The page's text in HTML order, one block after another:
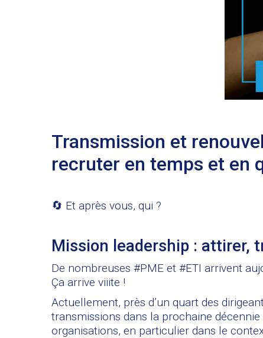
Transmission et
recruter en temps et en
🔄 Et après vous, qui ?
Mission leadership : attirer,
De nombreuses #PME et #ETI arrivent
Ça arrive viiite !
Actuellement, près d’un quart des
transmissions dans la prochaine
organisations, en particulier dans le